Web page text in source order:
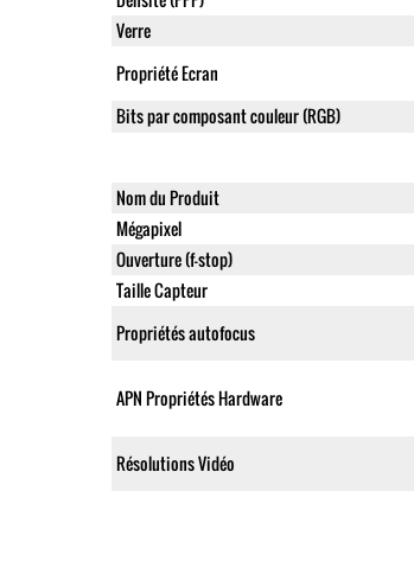
Verre
Propriété Ecran
Bits par composant couleur (RGB)
Nom du Produit
Mégapixel
Ouverture (f-stop)
Taille Capteur
Propriétés autofocus
APN Propriétés Hardware
Résolutions Vidéo